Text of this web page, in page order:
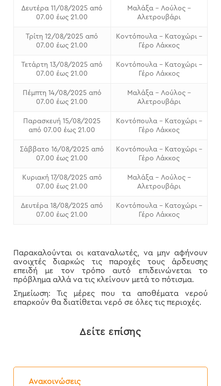
Δευτέρα 11/08/2025 από
07.00 έως 21.00
Μαλάξα – Λούλος –
Αλετρουβάρι
Τρίτη 12/08/2025 από
07.00 έως 21.00
Κοντόπουλα – Κατοχώρι –
Γέρο Λάκκος
Τετάρτη 13/08/2025 από
07.00 έως 21.00
Κοντόπουλα – Κατοχώρι –
Γέρο Λάκκος
Πέμπτη 14/08/2025 από
07.00 έως 21.00
Μαλάξα – Λούλος –
Αλετρουβάρι
Παρασκευή 15/08/2025
από 07.00 έως 21.00
Κοντόπουλα – Κατοχώρι –
Γέρο Λάκκος
Σάββατο 16/08/2025 από
07.00 έως 21.00
Κοντόπουλα – Κατοχώρι –
Γέρο Λάκκος
Κυριακή 17/08/2025 από
07.00 έως 21.00
Μαλάξα – Λούλος –
Αλετρουβάρι
Δευτέρα 18/08/2025 από
07.00 έως 21.00
Κοντόπουλα – Κατοχώρι –
Γέρο Λάκκος
Παρακαλούνται οι καταναλωτές, να μην αφήνουν
ανοιχτές διαρκώς τις παροχές τους άρδευσης
επειδή με τον τρόπο αυτό επιδεινώνεται το
πρόβλημα αλλά να τις κλείνουν μετά το πότισμα.
Σημείωση: Τις μέρες που τα αποθέματα νερού
επαρκούν θα διατίθεται νερό σε όλες τις περιοχές.
Δείτε επίσης
Ανακοινώσεις
Δελτίο
Τύπου: